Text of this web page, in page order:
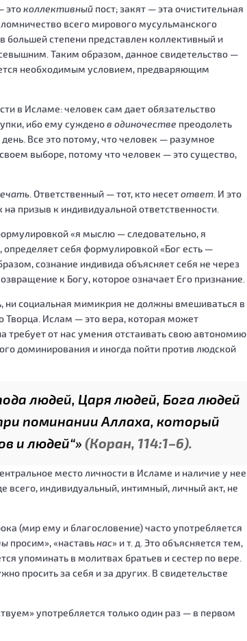
этоколлективный пост; закят — эта очистительная
всего мирового мусульманского
большей степени представлен коллективный и
Таким образом, данное свидетельство —
необходимым условием, предваряющим
в Исламе: человек сам дает обязательство
ибо ему сужденов одиночестве преодолеть
Все это потому, что человек — разумное
выборе, потому что человек — это существо,
. Ответственный — тот, кто несетответ . И это
призыв к индивидуальной ответственности.
«я мыслю — следовательно, я
себя формулировкой «Бог есть —
сознание индивида объясняет себя не через
к Богу, которое означает Его признание.
ни социальная мимикрия не должны вмешиваться в
Творца. Ислам — это вера, которая может
от нас умения отстаивать свою автономию.
доминирования и иногда пойти против людской
людей, Царя людей, Бога людей
поминании Аллаха, который
и людей“» (Коран, 114:1–6).
место личности в Исламе и наличие у нее
всего, индивидуальный, интимный, личный акт, не
(мир ему и благословение) часто употребляется
просим», «наставьнас» и т. д. Это объясняется тем,
упоминать в молитвах братьев и сестер по вере.
просить за себя и за других. В свидетельстве
употребляется только один раз — в первом